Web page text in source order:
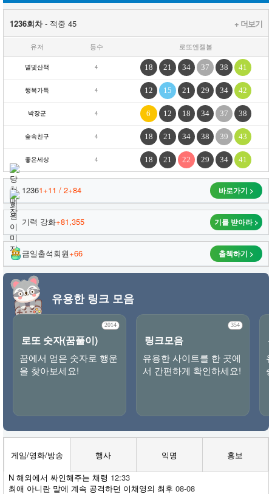
1236회차- 적중 45 + 더보기
유저 등수 로또엔젤볼
별빛산책 4 18 21 34 37 38 41
행복가득 4 12 15 21 29 34 42
박장군 4 6 12 18 34 37 38
숲속친구 4 18 21 34 38 39 43
좋은세상 4 18 21 22 29 34 41
12361+11 / 2+84 바로가기 >
기력 강화+81,355 기를 받아라 >
금일출석회원+66 출첵하기 >
유용한 링크 모음
로또 숫자(꿈풀이)
2014
꿈에서 얻은 숫자로 행운
을 찾아보세요!
링크모음
354
유용한 사이트를 한 곳에
서 간편하게 확인하세요!
게임/영화/방송 행사 익명
홍보
N 해외에서 싸인해주는 채령 12:33
최애 아니란 말에 계속 공격하던 이채영의 최후 08-08